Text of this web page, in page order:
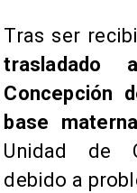
Tras ser
trasladado
Concepción
base
Unidad de
debido a